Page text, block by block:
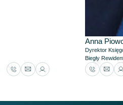
Anna
Dyrektor
Biegły